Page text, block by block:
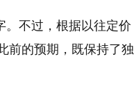
。不过，根据以往定价
前的预期，既保持了独